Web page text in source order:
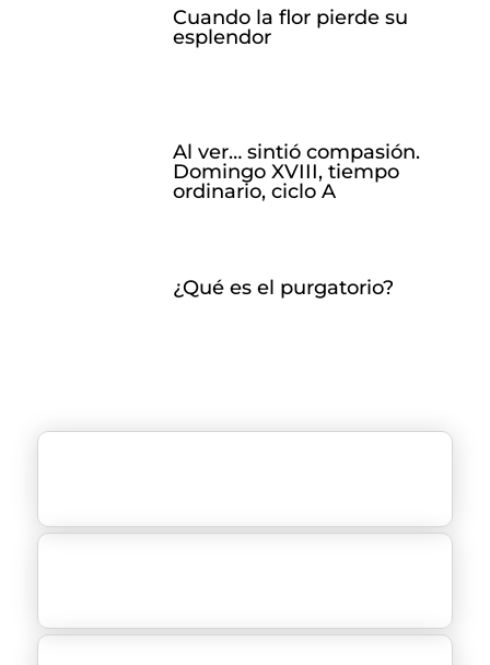
Cuando la flor pierde su
esplendor
Al ver… sintió compasión.
Domingo XVIII, tiempo
ordinario, ciclo A
¿Qué es el purgatorio?